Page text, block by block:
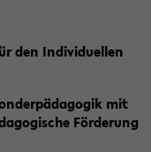
den Individuellen
mit
Förderung